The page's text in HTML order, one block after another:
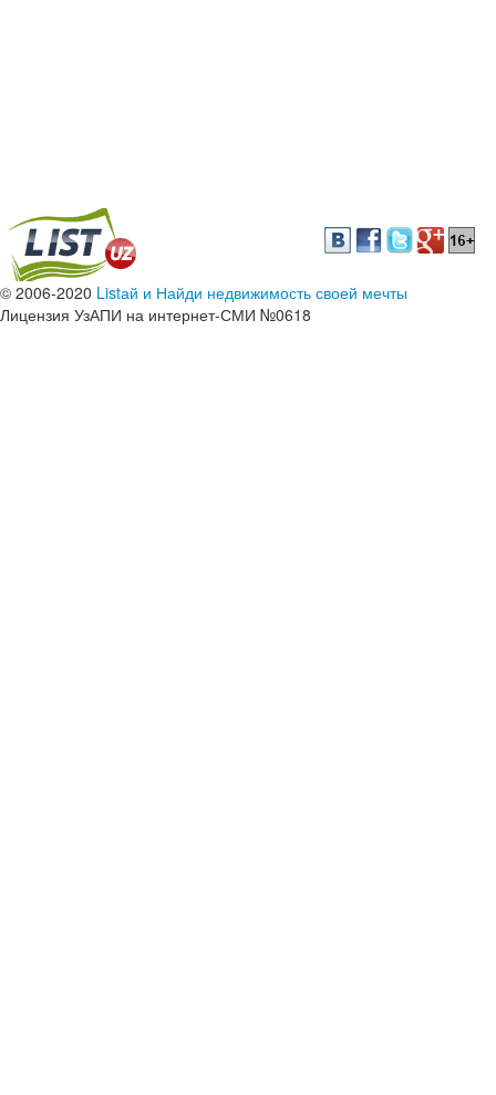
© 2006-2020 Listай и Найди недвижимость своей мечты
Лицензия УзАПИ на интернет-СМИ №0618